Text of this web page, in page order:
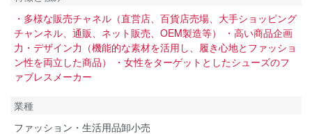
・多様な販売チャネル（直営店、百貨店売場、大手ショッピング
チャンネル、通販、ネット販売、OEM製造等） ・高い商品企画
力・デザイン力（機能的な素材を活用し、履き心地とファッショ
ン性を両立した商品） ・女性をターゲットとしたシューズのフ
ァブレスメーカー
業種
ファッション・生活用品卸小売